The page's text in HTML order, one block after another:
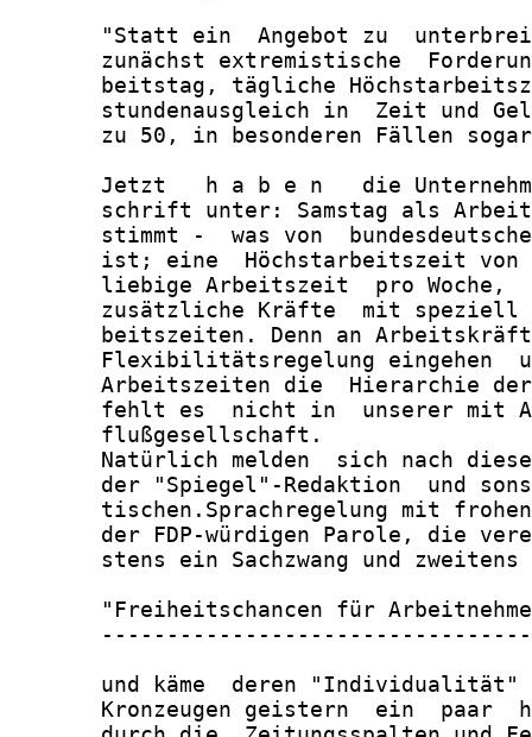
"Statt ein  Angebot zu
zunächst extremistische
beitstag, tägliche
stundenausgleich in  Zeit und
zu 50, in besonderen Fällen
Jetzt   h a b e n   die
schrift unter: Samstag als
stimmt -  was von
ist; eine  Höchstarbeitszeit
liebige Arbeitszeit  pro Woche,
zusätzliche Kräfte  mit
beitszeiten. Denn an
Flexibilitätsregelung eingehen
Arbeitszeiten die  Hierarchie
fehlt es  nicht in  unserer mit
       flußgesellschaft.
Natürlich melden  sich nach
der "Spiegel"-Redaktion  und
tischen.Sprachregelung mit
der FDP-würdigen Parole, die
stens ein Sachzwang und zweitens
"Freiheitschancen für
und käme  deren
Kronzeugen geistern  ein  paar